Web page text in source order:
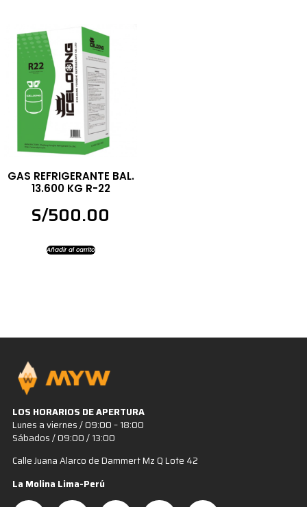
GAS REFRIGERANTE BAL.
13.600 KG R-22
S/500.00
Añadir al carrito
LOS HORARIOS DE APERTURA
Lunes a viernes / 09:00 – 18:00
Sábados / 09:00 / 13:00
Calle Juana Alarco de Dammert Mz Q Lote 42
La Molina Lima-Perú